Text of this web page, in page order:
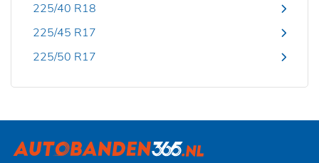
225/40 R18
225/45 R17
225/50 R17